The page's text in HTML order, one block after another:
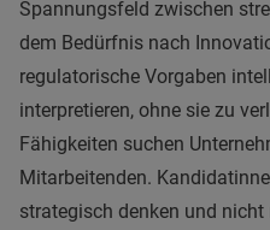
Spannungsfeld zwischen
dem Bedürfnis nach
regulatorische Vorgaben
interpretieren, ohne sie zu
Fähigkeiten suchen
Mitarbeitenden.
strategisch denken und